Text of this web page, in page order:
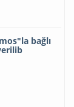
bağlı